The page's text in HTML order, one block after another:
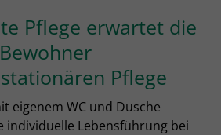
Pflege erwartet die
Bewohner
Pflege
eigenem WC und Dusche
individuelle Lebensführung bei